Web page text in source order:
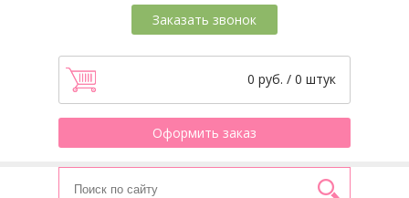
Заказать звонок
0 руб. / 0 штук
Оформить заказ